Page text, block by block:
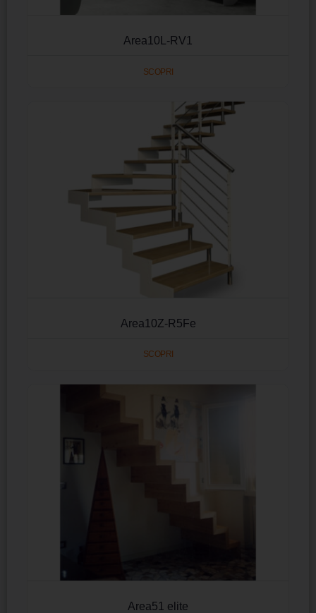
Area10L-RV1
SCOPRI
Area10Z-R5Fe
SCOPRI
Area51 elite